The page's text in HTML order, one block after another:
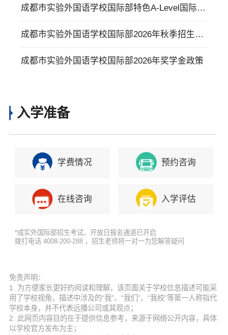
成都市实验外国语学校国际部特色A-Level国际课
程介绍
成都市实验外国语学校国际部2026年秋季招生简
章
成都市实验外国语学校国际部2026年奖学金政策
入学准备
学费情况 预约咨询
在线咨询 入学评估
*成实外国际部招生考试、开放日报名通道已开启
拨打电话 4008-200-288 ，招生老师将一对一为您解答疑问
免责声明：
1. 为方便家长更好的阅读和理解，该页面关于学校信息描述可能采
用了学校视角，描述中涉及的“我”、“我们”、“我校”等第一人称指代
学校本身，并不代表远播公司或其观点；
2. 此网页内容目的在于提供信息参考，来源于网络公开内容，具体
以学校官方发布为主；